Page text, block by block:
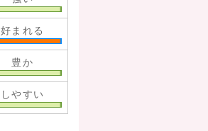
好まれる
豊か
しやすい